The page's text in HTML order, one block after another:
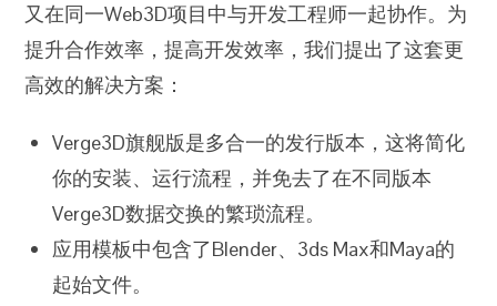
又在同一Web3D项目中与开发工程师一起协作。为
提升合作效率，提高开发效率，我们提出了这套更
高效的解决方案：
Verge3D旗舰版是多合一的发行版本，这将简化
你的安装、运行流程，并免去了在不同版本
Verge3D数据交换的繁琐流程。
应用模板中包含了Blender、3ds Max和Maya的
起始文件。